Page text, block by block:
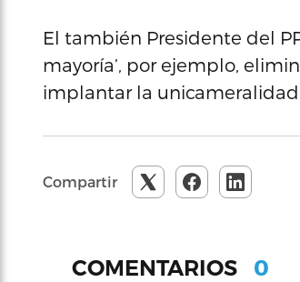
El también Presidente del
mayoría’, por ejemplo,
implantar la
Compartir
COMENTARIOS 0